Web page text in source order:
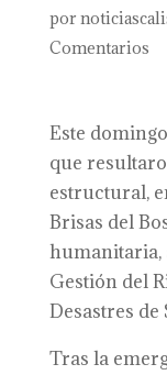
por
Comentarios
Este
que
estructural,
Brisas del
humanitaria,
Gestión del
Desastres de
Tras la